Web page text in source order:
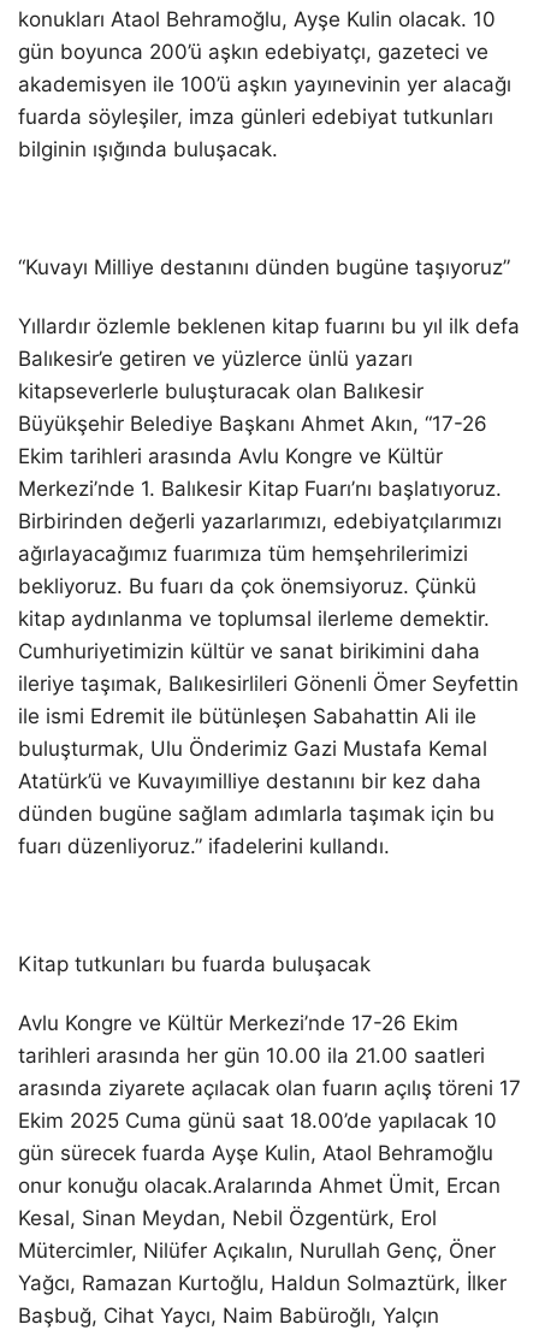
konukları Ataol Behramoğlu, Ayşe Kulin olacak. 10
gün boyunca 200’ü aşkın edebiyatçı, gazeteci ve
akademisyen ile 100’ü aşkın yayınevinin yer alacağı
fuarda söyleşiler, imza günleri edebiyat tutkunları
bilginin ışığında buluşacak.
“Kuvayı Milliye destanını dünden bugüne taşıyoruz”
Yıllardır özlemle beklenen kitap fuarını bu yıl ilk defa
Balıkesir’e getiren ve yüzlerce ünlü yazarı
kitapseverlerle buluşturacak olan Balıkesir
Büyükşehir Belediye Başkanı Ahmet Akın, “17-26
Ekim tarihleri arasında Avlu Kongre ve Kültür
Merkezi’nde 1. Balıkesir Kitap Fuarı’nı başlatıyoruz.
Birbirinden değerli yazarlarımızı, edebiyatçılarımızı
ağırlayacağımız fuarımıza tüm hemşehrilerimizi
bekliyoruz. Bu fuarı da çok önemsiyoruz. Çünkü
kitap aydınlanma ve toplumsal ilerleme demektir.
Cumhuriyetimizin kültür ve sanat birikimini daha
ileriye taşımak, Balıkesirlileri Gönenli Ömer Seyfettin
ile ismi Edremit ile bütünleşen Sabahattin Ali ile
buluşturmak, Ulu Önderimiz Gazi Mustafa Kemal
Atatürk’ü ve Kuvayımilliye destanını bir kez daha
dünden bugüne sağlam adımlarla taşımak için bu
fuarı düzenliyoruz.” ifadelerini kullandı.
Kitap tutkunları bu fuarda buluşacak
Avlu Kongre ve Kültür Merkezi’nde 17-26 Ekim
tarihleri arasında her gün 10.00 ila 21.00 saatleri
arasında ziyarete açılacak olan fuarın açılış töreni 17
Ekim 2025 Cuma günü saat 18.00’de yapılacak 10
gün sürecek fuarda Ayşe Kulin, Ataol Behramoğlu
onur konuğu olacak.Aralarında Ahmet Ümit, Ercan
Kesal, Sinan Meydan, Nebil Özgentürk, Erol
Mütercimler, Nilüfer Açıkalın, Nurullah Genç, Öner
Yağcı, Ramazan Kurtoğlu, Haldun Solmaztürk, İlker
Başbuğ, Cihat Yaycı, Naim Babüroğlı, Yalçın